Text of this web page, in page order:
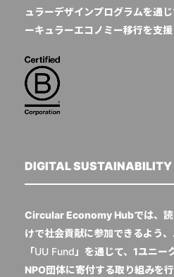
ュラーデザインプログラムを通
ーキュラーエコノミー移行を支援
DIGITAL SUSTAINABILITY
Circular Economy Hubでは、読
けで社会貢献に参加できるよう
「UU Fund 」を通じて、1ユニー
NPO団体に寄付する取り組みを行